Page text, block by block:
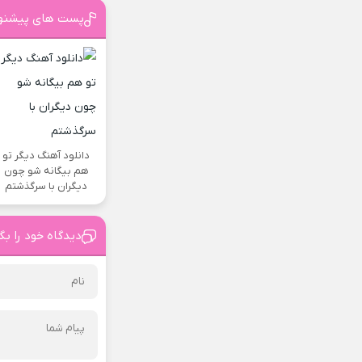
پست های
دانلود آهنگ دیگر تو
هم بیگانه شو چون
دیگران با سرگذشتم
دیدگاه خود را